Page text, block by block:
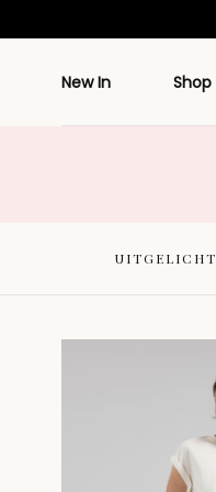
naar artikel
New In Shop
UITGELICHT